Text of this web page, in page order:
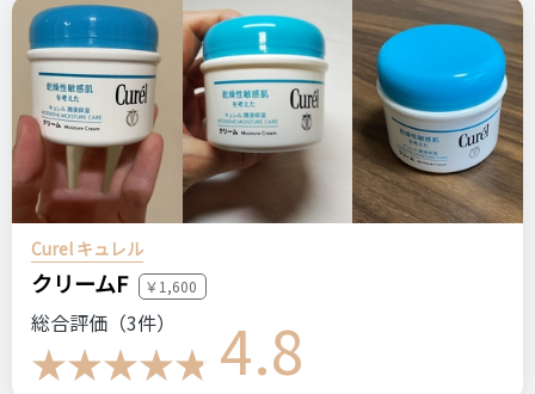
ログイン
悪いところ（残念）
・1枚では少し二重にする力が物足りないところ
注意点
濃いアイシャドウをするとアイテープとそうでない部分の違い
が分かりやすいので注意して下さい。
おすすめする人・おすすめしない人
テカらないアイテープを探している方におすすめです。
まぶたが重めの方や、くっきりとした幅広の二重を求めている
方にはおすすめしません。
Curel キュレル
クリームF ￥1,600
総合評価（3件） 4.8